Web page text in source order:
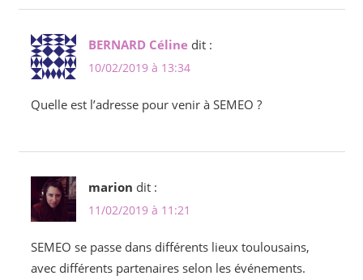
BERNARD Céline dit :
10/02/2019 à 13:34
Quelle est l’adresse pour venir à SEMEO ?
marion dit :
11/02/2019 à 11:21
SEMEO se passe dans différents lieux toulousains,
avec différents partenaires selon les événements.